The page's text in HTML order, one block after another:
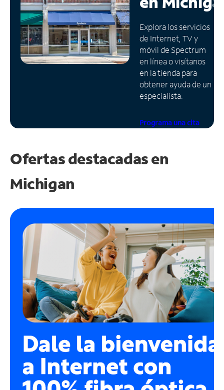
Administrar
cuenta
Encuentra
una
tienda
Explora los servicios
de Internet, TV y
móvil de Spectrum
en línea o visítanos
en la tienda para
obtener ayuda de un
especialista.
Programa una cita
Ofertas destacadas en
Michigan